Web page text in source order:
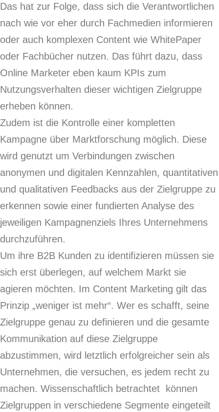
Das hat zur Folge, dass sich die Verantwortlichen
nach wie vor eher durch Fachmedien informieren
oder auch komplexen Content wie WhitePaper
oder Fachbücher nutzen. Das führt dazu, dass
Online Marketer eben kaum KPIs zum
Nutzungsverhalten dieser wichtigen Zielgruppe
erheben können.
Zudem ist die Kontrolle einer kompletten
Kampagne über Marktforschung möglich. Diese
wird genutzt um Verbindungen zwischen
anonymen und digitalen Kennzahlen, quantitativen
und qualitativen Feedbacks aus der Zielgruppe zu
erkennen sowie einer fundierten Analyse des
jeweiligen Kampagnenziels Ihres Unternehmens
durchzuführen.
Um ihre B2B Kunden zu identifizieren müssen sie
sich erst überlegen, auf welchem Markt sie
agieren möchten. Im Content Marketing gilt das
Prinzip „weniger ist mehr“. Wer es schafft, seine
Zielgruppe genau zu definieren und die gesamte
Kommunikation auf diese Zielgruppe
abzustimmen, wird letztlich erfolgreicher sein als
Unternehmen, die versuchen, es jedem recht zu
machen. Wissenschaftlich betrachtet
können
Zielgruppen in verschiedene Segmente eingeteilt